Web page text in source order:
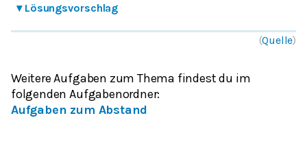
▾ Lösungsvorschlag
(Quelle)
Weitere Aufgaben zum Thema findest du im
folgenden Aufgabenordner:
Aufgaben zum Abstand